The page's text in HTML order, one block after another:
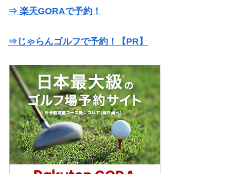
⇒ 楽天GORAで予約！
⇒じゃらんゴルフで予約！【PR】